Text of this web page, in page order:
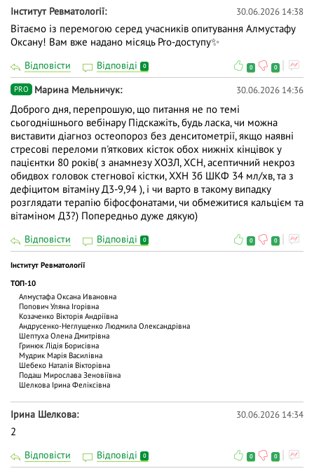
Iнститут Ревматології 30.06.2026 14:38
Вітаємо із перемогою серед учасників опитування Алмустафу
Оксану! Вам вже надано місяць Pro-доступу✨
Відповісти Відповіді 0 0 0
PRO Марина Мельничук 30.06.2026 14:36
Доброго дня, перепрошую, що питання не по темі
сьогоднішнього вебінару Підскажіть, будь ласка, чи можна
виставити діагноз остеопороз без денситометрії, якщо наявні
стресові переломи п'яткових кісток обох нижніх кінцівок у
пацієнтки 80 років( з анамнезу ХОЗЛ, ХСН, асептичний некроз
обидвох головок стегнової кістки, ХХН 3б ШКФ 34 мл/хв, та з
дефіцитом вітаміну Д3-9,94 ), і чи варто в такому випадку
розглядати терапію біфосфонатами, чи обмежитися кальцієм та
вітаміном Д3?) Попередньо дуже дякую)
Відповісти Відповіді 0 0 0
Iнститут Ревматології
ТОП-10
Алмустафа Оксана Ивановна
Попович Уляна Ігорівна
Козаченко Вікторія Андріївна
Андрусенко-Неглущенко Людмила Олександрівна
Шептуха Олена Дмитрівна
Гринюк Лідія Борисівна
Мудрик Марія Василівна
Шебеко Наталія Вікторівна
Подаш Мирослава Зеновіївна
Шелкова Ірина Феліксівна
Ірина Шелкова 30.06.2026 14:34
2
Відповісти Відповіді 0 0 0